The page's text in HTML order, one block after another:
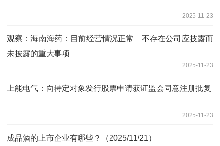
2025-11-23
观察：海南海药：目前经营情况正常，不存在公司应披露而
未披露的重大事项
2025-11-23
上能电气：向特定对象发行股票申请获证监会同意注册批复
2025-11-23
成品酒的上市企业有哪些？（2025/11/21）